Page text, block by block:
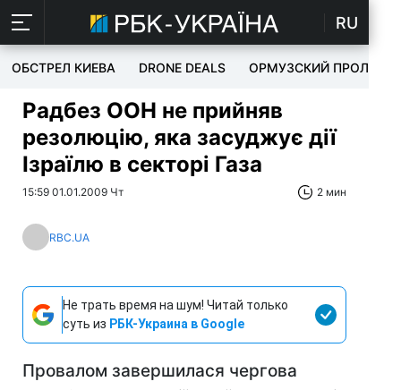
RU
ОБСТРЕЛ КИЕВА DRONE DEALS ОРМУЗСКИЙ ПРОЛИВ
Радбез ООН не прийняв
резолюцію, яка засуджує дії
Ізраїлю в секторі Газа
15:59 01.01.2009 Чт 2 мин
RBC.UA
Не трать время на шум! Читай только
суть из РБК-Украина в Google
Провалом завершилася чергова